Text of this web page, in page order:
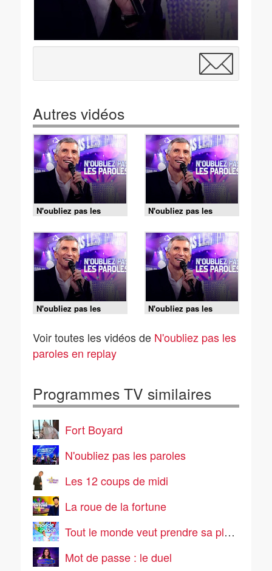
Autres vidéos
N'oubliez pas les
paroles - 06/08/2026
N'oubliez pas les
paroles - 06/08/2026
N'oubliez pas les
paroles - 05/08/2026
N'oubliez pas les
paroles - 05/08/2026
Voir toutes les vidéos de N'oubliez pas les
paroles en replay
Programmes TV similaires
Fort Boyard
N'oubliez pas les paroles
Les 12 coups de midi
La roue de la fortune
Tout le monde veut prendre sa place
Mot de passe : le duel